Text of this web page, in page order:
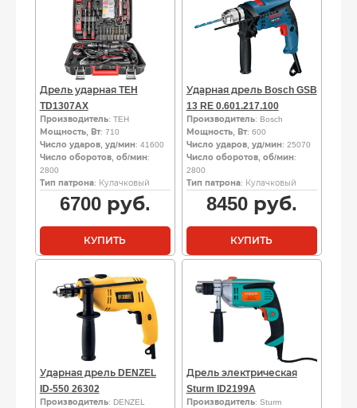
Дрель ударная TEH
TD1307AX
Производитель: TEH
Мощность, Вт: 710
Число ударов, уд/мин: 41600
Число оборотов, об/мин:
2800
Тип патрона: Кулачковый
6700руб.
КУПИТЬ
Ударная дрель Bosch GSB
13 RE 0.601.217.100
Производитель: Bosch
Мощность, Вт: 600
Число ударов, уд/мин: 25070
Число оборотов, об/мин:
2800
Тип патрона: Кулачковый
8450руб.
КУПИТЬ
Ударная дрель DENZEL
ID-550 26302
Производитель: DENZEL
Дрель электрическая
Sturm ID2199A
Производитель: Sturm